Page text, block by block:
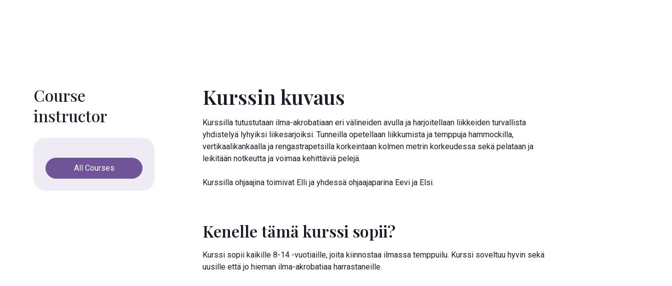
Course
instructor
All Courses
Kurssin kuvaus
Kurssilla tutustutaan ilma-akrobatiaan eri välineiden avulla ja harjoitellaan liikkeiden turvallista
yhdistelyä lyhyiksi liikesarjoiksi. Tunneilla opetellaan liikkumista ja temppuja hammockilla,
vertikaalikankaalla ja rengastrapetsilla korkeintaan kolmen metrin korkeudessa sekä pelataan ja
leikitään notkeutta ja voimaa kehittäviä pelejä.
Kurssilla ohjaajina toimivat Elli ja yhdessä ohjaajaparina Eevi ja Elsi.
Kenelle tämä kurssi sopii?
Kurssi sopii kaikille 8-14 -vuotiaille, joita kiinnostaa ilmassa temppuilu. Kurssi soveltuu hyvin sekä
uusille että jo hieman ilma-akrobatiaa harrastaneille.